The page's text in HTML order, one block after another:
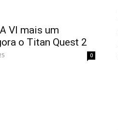
VI mais um
o Titan Quest 2
0